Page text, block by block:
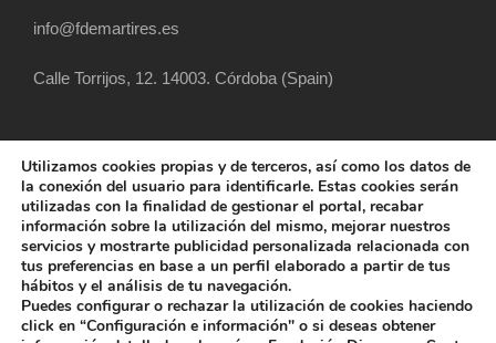
info@fdemartires.es
Calle Torrijos, 12. 14003. Córdoba (Spain)
COPYRIGHT 2025 FUNDACIÓN DIOCESANA
SANTOS MÁRTIRES, ALL RIGHT RESERVED
Utilizamos cookies propias y de terceros, así como los datos de
la conexión del usuario para identificarle. Estas cookies serán
utilizadas con la finalidad de gestionar el portal, recabar
información sobre la utilización del mismo, mejorar nuestros
servicios y mostrarte publicidad personalizada relacionada con
tus preferencias en base a un perfil elaborado a partir de tus
hábitos y el análisis de tu navegación.
Puedes configurar o rechazar la utilización de cookies haciendo
click en “Configuración e información" o si deseas obtener